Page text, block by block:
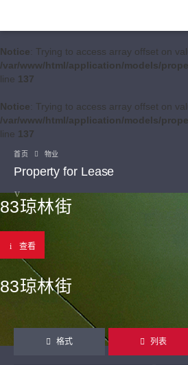
Notice: Trying to access array offset on
/var/www/html/application/models/
line 137
Notice: Trying to access array offset on
/var/www/html/application/models/
line 137
首页 物业
Property for Lease
83琼林街
查看
83琼林街
格式 列表